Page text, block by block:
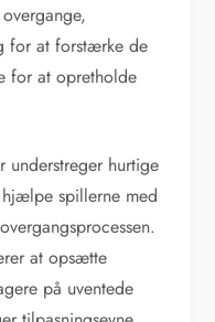
for at forstærke de
for at opretholde
understreger hurtige
spillerne med
at opsætte
på uventede